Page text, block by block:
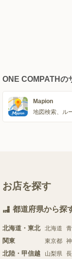
ONE COMPATHの
Mapion
地図検索、ル
お店を探す
都道府県から探
北海道・東北 北海道
関東 東京都
北陸・甲信越 山梨県